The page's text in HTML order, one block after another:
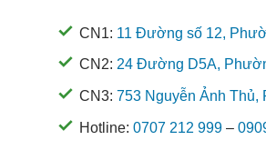
CN1: 11 Đường số 12,
CN2: 24 Đường D5A,
CN3: 753 Nguyễn Ảnh Thủ,
Hotline: 0707 212 999 –